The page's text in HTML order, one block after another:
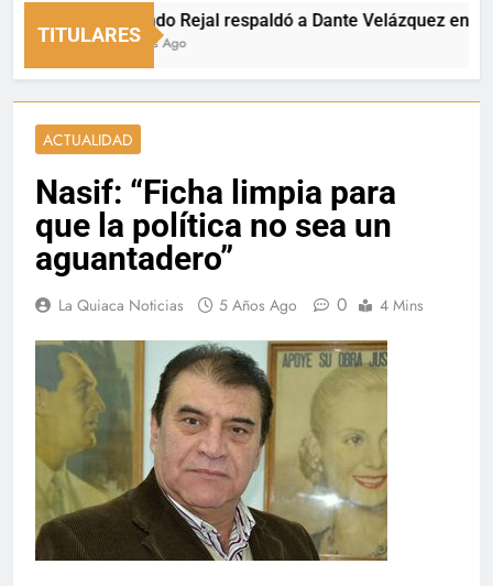
TITULARES
Fernando Rejal respaldó a Dante Velázquez en el
6 Minutos Ago
ACTUALIDAD
Nasif: “Ficha limpia para
que la política no sea un
aguantadero”
La Quiaca Noticias 5 Años Ago 0 4 Mins